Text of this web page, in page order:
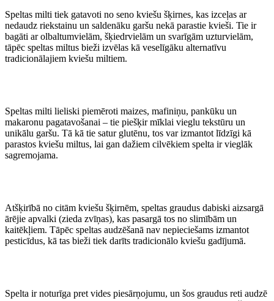
Speltas milti tiek gatavoti no seno kviešu šķirnes, kas izceļas ar
nedaudz riekstainu un saldenāku garšu nekā parastie kvieši. Tie ir
bagāti ar olbaltumvielām, šķiedrvielām un svarīgām uzturvielām,
tāpēc speltas miltus bieži izvēlas kā veselīgāku alternatīvu
tradicionālajiem kviešu miltiem.
Speltas milti lieliski piemēroti maizes, mafiniņu, pankūku un
makaronu pagatavošanai – tie piešķir mīklai vieglu tekstūru un
unikālu garšu. Tā kā tie satur glutēnu, tos var izmantot līdzīgi kā
parastos kviešu miltus, lai gan dažiem cilvēkiem spelta ir vieglāk
sagremojama.
Atšķirībā no citām kviešu šķirnēm, speltas graudus dabiski aizsargā
ārējie apvalki (zieda zvīņas), kas pasargā tos no slimībām un
kaitēkļiem. Tāpēc speltas audzēšanā nav nepieciešams izmantot
pesticīdus, kā tas bieži tiek darīts tradicionālo kviešu gadījumā.
Spelta ir noturīga pret vides piesārņojumu, un šos graudus reti audzē